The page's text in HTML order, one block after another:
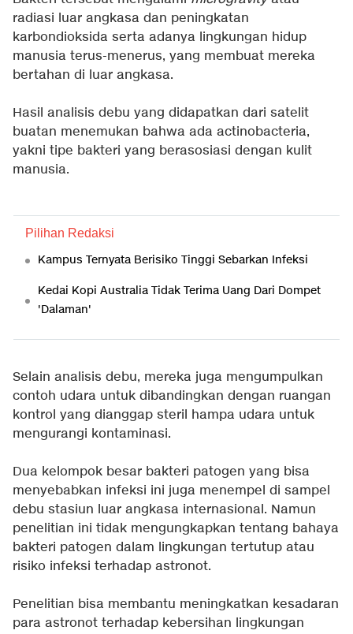
radiasi luar angkasa dan peningkatan
karbondioksida serta adanya lingkungan hidup
manusia terus-menerus, yang membuat mereka
bertahan di luar angkasa.
Hasil analisis debu yang didapatkan dari satelit
buatan menemukan bahwa ada actinobacteria,
yakni tipe bakteri yang berasosiasi dengan kulit
manusia.
Pilihan Redaksi
Kampus Ternyata Berisiko Tinggi Sebarkan Infeksi
Kedai Kopi Australia Tidak Terima Uang Dari Dompet
'Dalaman'
Selain analisis debu, mereka juga mengumpulkan
contoh udara untuk dibandingkan dengan ruangan
kontrol yang dianggap steril hampa udara untuk
mengurangi kontaminasi.
Dua kelompok besar bakteri patogen yang bisa
menyebabkan infeksi ini juga menempel di sampel
debu stasiun luar angkasa internasional. Namun
penelitian ini tidak mengungkapkan tentang bahaya
bakteri patogen dalam lingkungan tertutup atau
risiko infeksi terhadap astronot.
Penelitian bisa membantu meningkatkan kesadaran
para astronot terhadap kebersihan lingkungan